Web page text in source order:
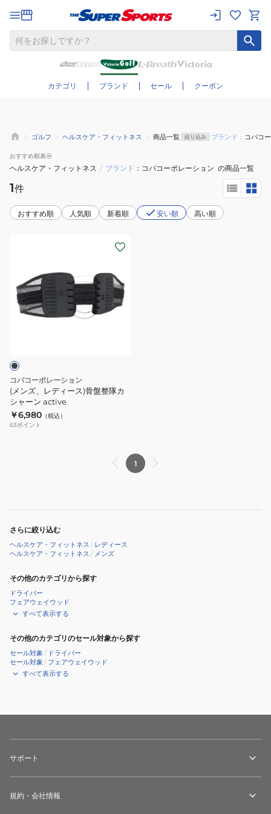
カテゴリ ブランド セール クーポン
さらに絞り込む
ゴルフ ヘルスケア・フィットネス 商品一覧 絞り込み ブランド： コパコ
おすすめ順表示
ヘルスケア・フィットネス / ブランド コパコーポレーション の商品一覧
1件
おすすめ順 人気順 新着順 安い順 高い順
レ
デ
骨
盤
整
隊
カ
コパコーポレーション
(メンズ、レディース)骨盤整隊カ
シャーン active
￥6,980 （税込）
63ポイント
1
さらに絞り込む
ヘルスケア・フィットネス / レディース
ヘルスケア・フィットネス / メンズ
その他のカテゴリから探す
ドライバー
フェアウェイウッド
すべて表示する
その他のカテゴリのセール対象から探す
セール対象 / ドライバー
セール対象 / フェアウェイウッド
すべて表示する
サポート
規約・会社情報